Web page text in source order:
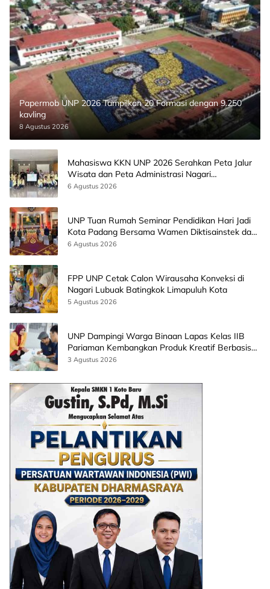
Papermob UNP 2026 Tampilkan 20 Formasi dengan 9.250
kavling
8 Agustus 2026
Mahasiswa KKN UNP 2026 Serahkan Peta Jalur
Wisata dan Peta Administrasi Nagari
Paninggahan
6 Agustus 2026
UNP Tuan Rumah Seminar Pendidikan Hari Jadi
Kota Padang Bersama Wamen Diktisainstek dan
CEO EMGS Malaysia
6 Agustus 2026
FPP UNP Cetak Calon Wirausaha Konveksi di
Nagari Lubuak Batingkok Limapuluh Kota
5 Agustus 2026
UNP Dampingi Warga Binaan Lapas Kelas IIB
Pariaman Kembangkan Produk Kreatif Berbasis
AI
3 Agustus 2026